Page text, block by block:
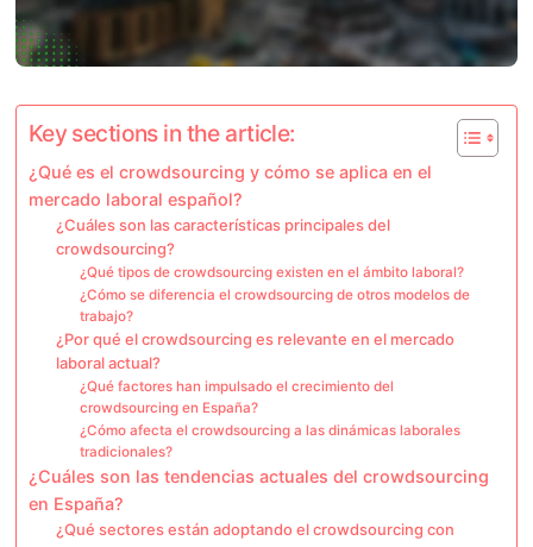
Key sections in the article:
¿Qué es el crowdsourcing y cómo se aplica en el
mercado laboral español?
¿Cuáles son las características principales del
crowdsourcing?
¿Qué tipos de crowdsourcing existen en el ámbito laboral?
¿Cómo se diferencia el crowdsourcing de otros modelos de
trabajo?
¿Por qué el crowdsourcing es relevante en el mercado
laboral actual?
¿Qué factores han impulsado el crecimiento del
crowdsourcing en España?
¿Cómo afecta el crowdsourcing a las dinámicas laborales
tradicionales?
¿Cuáles son las tendencias actuales del crowdsourcing
en España?
¿Qué sectores están adoptando el crowdsourcing con